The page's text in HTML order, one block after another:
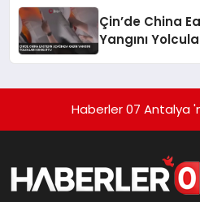
Çin’de China
Yangını
Haberler 07 Antalya